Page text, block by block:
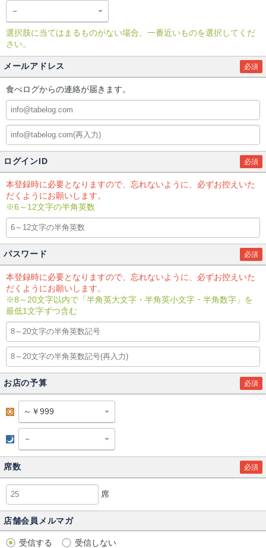
選択肢に当てはまるものがない場合、一番近いものを選択してくだ
さい。
メールアドレス 必須
食べログからの連絡が届きます。
ログインID 必須
本登録時に必要となりますので、忘れないように、必ずお控えいた
だくようにお願いします。
※6～12文字の半角英数
パスワード 必須
本登録時に必要となりますので、忘れないように、必ずお控えいた
だくようにお願いします。
※8～20文字以内で「半角英大文字・半角英小文字・半角数字」を
最低1文字ずつ含む
お店の予算 必須
席数 必須
席
店舗会員メルマガ
受信する
受信しない